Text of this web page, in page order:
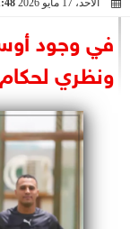
الأحد، 17 مايو 2026
في وجود
ونظري